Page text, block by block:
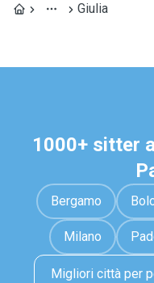
Giulia
1000+ sitter
Bergamo
Milano
Migliori città per